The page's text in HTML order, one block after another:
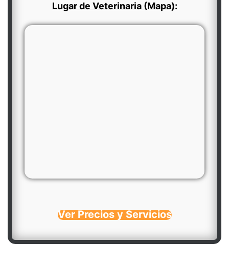
Lugar de Veterinaria (Mapa):
Ver Precios y Servicios